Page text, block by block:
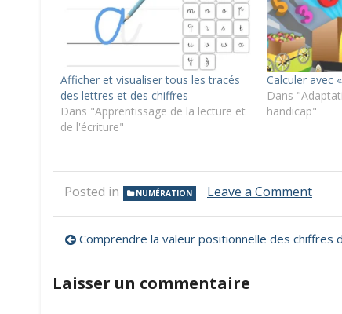
Afficher et visualiser tous les tracés
des lettres et des chiffres
Dans "Apprentissage de la lecture et
de l'écriture"
Calculer avec
Dans
handicap"
Posted in NUMÉRATION Leave a Commenton
des
Navigation
de
l’article
Comprendre la valeur positionnelle des chiffres dans un nombre
Laisser un commentaire